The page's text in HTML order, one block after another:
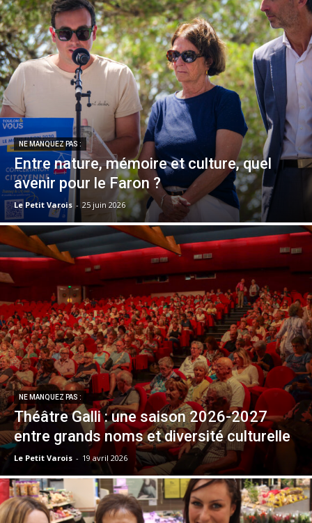
NE MANQUEZ PAS :
Entre nature, mémoire et culture, quel
avenir pour le Faron ?
Le Petit Varois - 25 juin 2026
NE MANQUEZ PAS :
Théâtre Galli : une saison 2026-2027
entre grands noms et diversité culturelle
Le Petit Varois - 19 avril 2026